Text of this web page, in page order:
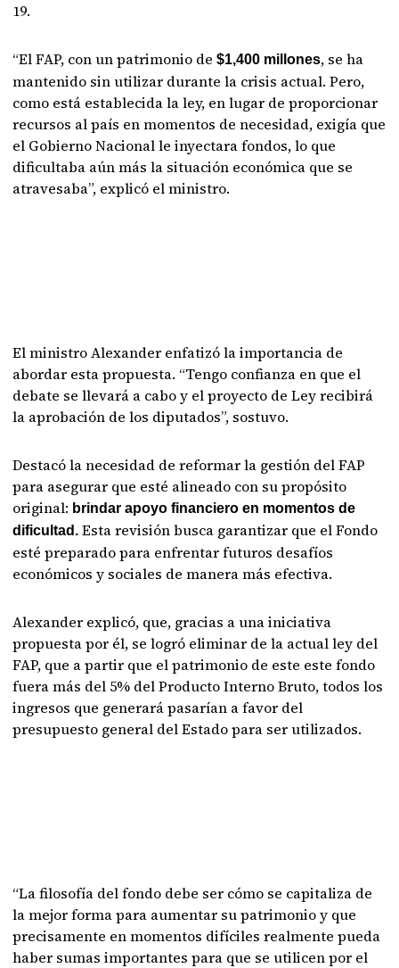
19.
“El FAP, con un patrimonio de$1,400 millones, se ha
mantenido sin utilizar durante la crisis actual. Pero,
como está establecida la ley, en lugar de proporcionar
recursos al país en momentos de necesidad, exigía que
el Gobierno Nacional le inyectara fondos, lo que
dificultaba aún más la situación económica que se
atravesaba”, explicó el ministro.
El ministro Alexander enfatizó la importancia de
abordar esta propuesta. “Tengo confianza en que el
debate se llevará a cabo y el proyecto de Ley recibirá
la aprobación de los diputados”, sostuvo.
Destacó la necesidad de reformar la gestión del FAP
para asegurar que esté alineado con su propósito
original: brindar apoyo financiero en momentos de
dificultad.Esta revisión busca garantizar que el Fondo
esté preparado para enfrentar futuros desafíos
económicos y sociales de manera más efectiva.
Alexander explicó, que, gracias a una iniciativa
propuesta por él, se logró eliminar de la actual ley del
FAP, que a partir que el patrimonio de este este fondo
fuera más del 5% del Producto Interno Bruto, todos los
ingresos que generará pasarían a favor del
presupuesto general del Estado para ser utilizados.
“La filosofía del fondo debe ser cómo se capitaliza de
la mejor forma para aumentar su patrimonio y que
precisamente en momentos difíciles realmente pueda
haber sumas importantes para que se utilicen por el